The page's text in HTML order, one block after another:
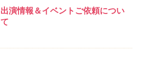
出演情報＆イベントご依頼につい
て